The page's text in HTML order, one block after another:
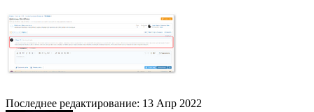
Последнее редактирование: 13 Апр 2022